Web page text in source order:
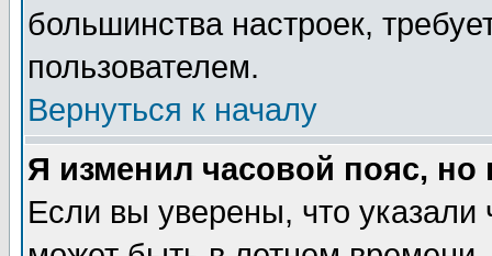
большинства настроек,
пользователем.
Вернуться к началу
Я изменил часовой пояс,
Если вы уверены, что указали